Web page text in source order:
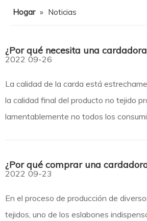
Hogar » Noticias
¿Por qué necesita una
La calidad de la carda está
la calidad final del producto no tejido
lamentablemente no todos los
ventajas de una máquina cardadora?
2022 09-26
¿Por qué comprar una
En el proceso de producción de
tejidos, uno de los eslabones
2022 09-23